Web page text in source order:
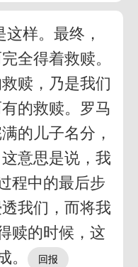
样。最终，
全得着救赎。
赎，乃是我们
的救赎。罗马
的儿子名分，
意思是说，我
程中的最后步
我们，而将我
赎的时候，这
。